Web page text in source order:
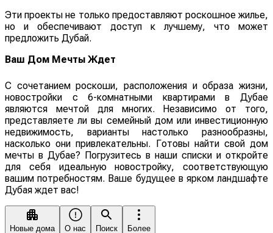
Эти проекты не только предоставляют роскошное жилье,
но и обеспечивают доступ к лучшему, что может
предложить Дубай.
Ваш Дом Мечты Ждет
С сочетанием роскоши, расположения и образа жизни,
новостройки с 6-комнатными квартирами в Дубае
являются мечтой для многих. Независимо от того,
представляете ли вы семейный дом или инвестиционную
недвижимость, варианты настолько разнообразны,
насколько они привлекательны. Готовы найти свой дом
мечты в Дубае? Погрузитесь в наши списки и откройте
для себя идеальную новостройку, соответствующую
вашим потребностям. Ваше будущее в ярком ландшафте
Дубая ждет вас!
Новые дома О нас Поиск Более